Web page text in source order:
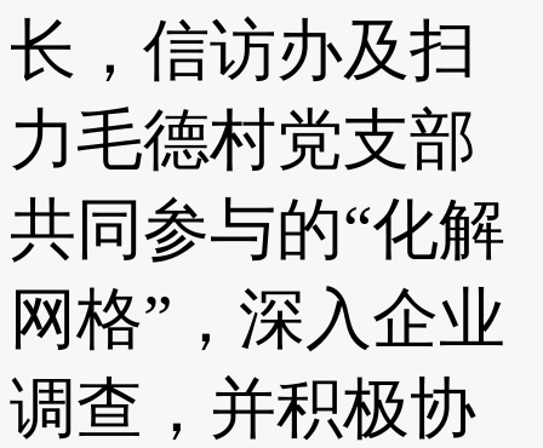
长，信访办及扫
力毛德村党支部
共同参与的“化解
网格”，深入企业
调查，并积极协